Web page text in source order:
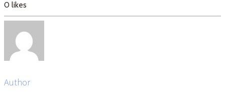
0 likes
Author